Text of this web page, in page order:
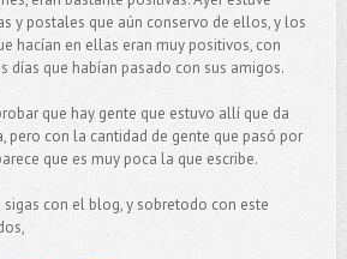
y postales que aún conservo de ellos, y los
hacían en ellas eran muy positivos, con
días que habían pasado con sus amigos.
que hay gente que estuvo allí que da
pero con la cantidad de gente que pasó por
que es muy poca la que escribe.
sigas con el blog, y sobretodo con este